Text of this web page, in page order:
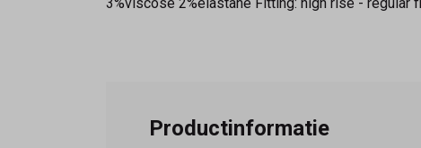
Productinformatie